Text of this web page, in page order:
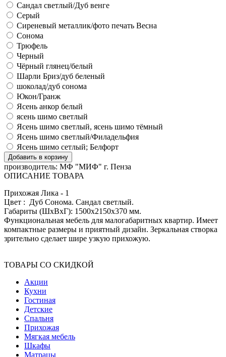
Сандал светлый/Дуб венге
Серый
Сиреневый металлик/фото печать Весна
Сонома
Трюфель
Черный
Чёрный глянец/белый
Шарли Бриз/дуб беленый
шоколад/дуб сонома
Юкон/Гранж
Ясень анкор белый
ясень шимо светлый
Ясень шимо светлый, ясень шимо тёмный
Ясень шимо светлый/Филадельфия
Ясень шимо сетлый; Белфорт
производитель: МФ "МИФ" г. Пенза
ОПИСАНИЕ ТОВАРА
Прихожая Лика - 1
Цвет : Дуб Сонома. Сандал светлый.
Габариты (ШхВхГ): 1500х2150х370 мм.
Функциональная мебель для малогабаритных квартир. Имеет
компактные размеры и приятный дизайн. Зеркальная створка
зрительно сделает шире узкую прихожую.
ТОВАРЫ СО СКИДКОЙ
Акции
Кухни
Гостиная
Детские
Спальня
Прихожая
Мягкая мебель
Шкафы
Матрацы